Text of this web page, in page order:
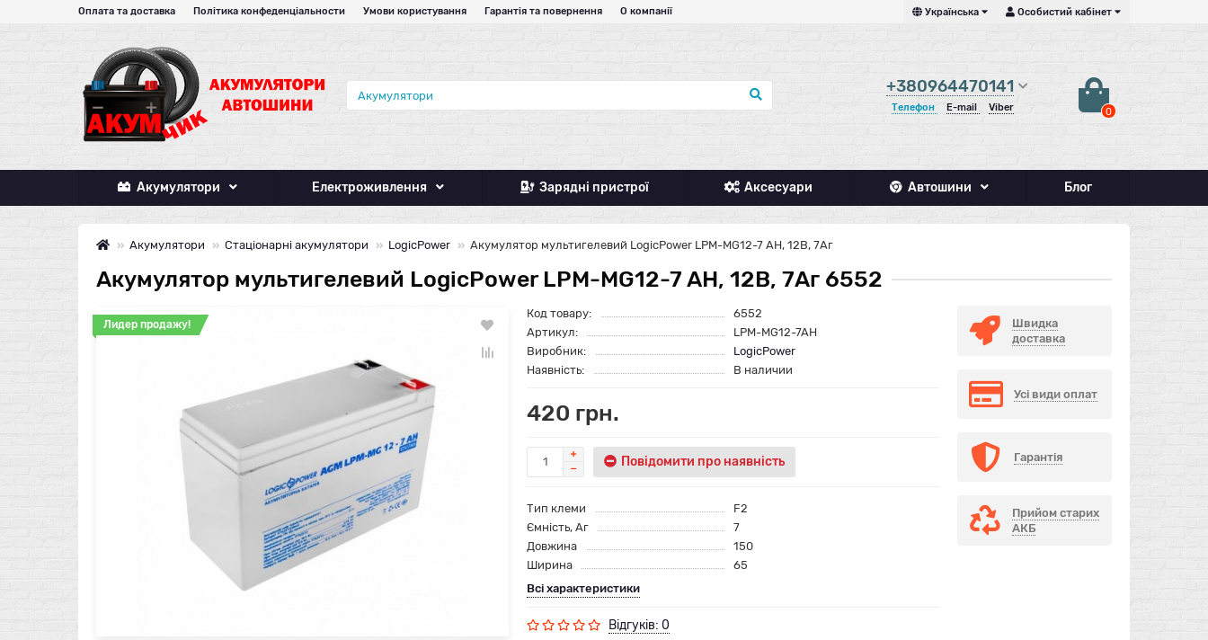
Особистий кабінет
Українська
Оплата та доставка Політика конфеденціальности Умови користування Гарантія та повернення О компанії
+380964470141
Телефон E-mail Viber 0
Акумулятори Електроживлення Зарядні пристрої Аксесуари Автошини Блог
Акумулятори Стаціонарні акумулятори LogicPower Акумулятор мультигелевий LogicPower LPM-MG12-7 AH, 12В, 7Аг
Акумулятор мультигелевий LogicPower LPM-MG12-7 AH, 12В, 7Аг 6552
Лидер продажу!
Код товару:
6552
Артикул:
LPM-MG12-7AH
Виробник:
LogicPower
Наявність:
В наличии
420 грн.
Повідомити про наявність
Тип клеми
F2
Ємність, Аг
7
Довжина
150
Ширина
65
Всі характеристики
Відгуків: 0
Швидка
доставка
Усі види оплат
Гарантія
Прийом старих
АКБ